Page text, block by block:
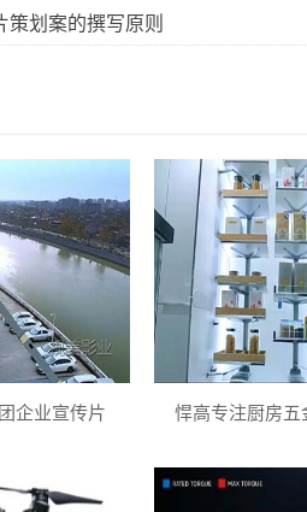
策划案的撰写原则
企业宣传片 悍高专注厨房五